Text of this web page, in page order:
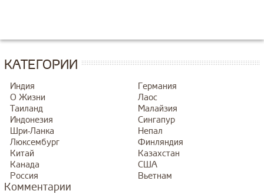
КАТЕГОРИИ
Индия
Германия
О Жизни
Лаос
Таиланд
Малайзия
Индонезия
Сингапур
Шри-Ланка
Непал
Люксембург
Финляндия
Китай
Казахстан
Канада
США
Россия
Вьетнам
Комментарии